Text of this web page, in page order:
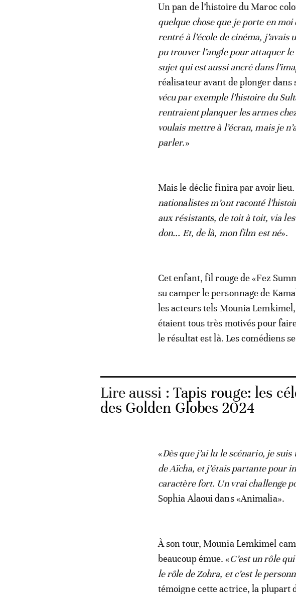
Un pan de l’histoire du Maroc
quelque chose que je porte en
rentré à l’école de cinéma,
pu trouver l’angle pour attaquer
sujet qui est aussi ancré dans
réalisateur avant de plonger dans
vécu par exemple l’histoire du
rentraient planquer les armes
voulais mettre à l’écran, mais je
parler.»
Mais le déclic finira par avoir lieu.
nationalistes m’ont raconté
aux résistants, de toit à toit, via
don... Et, de là, mon film est né».
Cet enfant, fil rouge de «Fez
su camper le personnage de
les acteurs tels Mounia
étaient tous très motivés pour
le résultat est là. Les comédiens
Lire aussi : Tapis rouge: les
des Golden Globes 2024
«Dès que j’ai lu le scénario, je
de Aïcha, et j’étais partante pour
caractère fort. Un vrai challenge
Sophia Alaoui dans «Animalia».
À son tour, Mounia Lemkimel
beaucoup émue. «C’est un rôle
le rôle de Zohra, et c’est le
témoigne cette actrice, la plupart